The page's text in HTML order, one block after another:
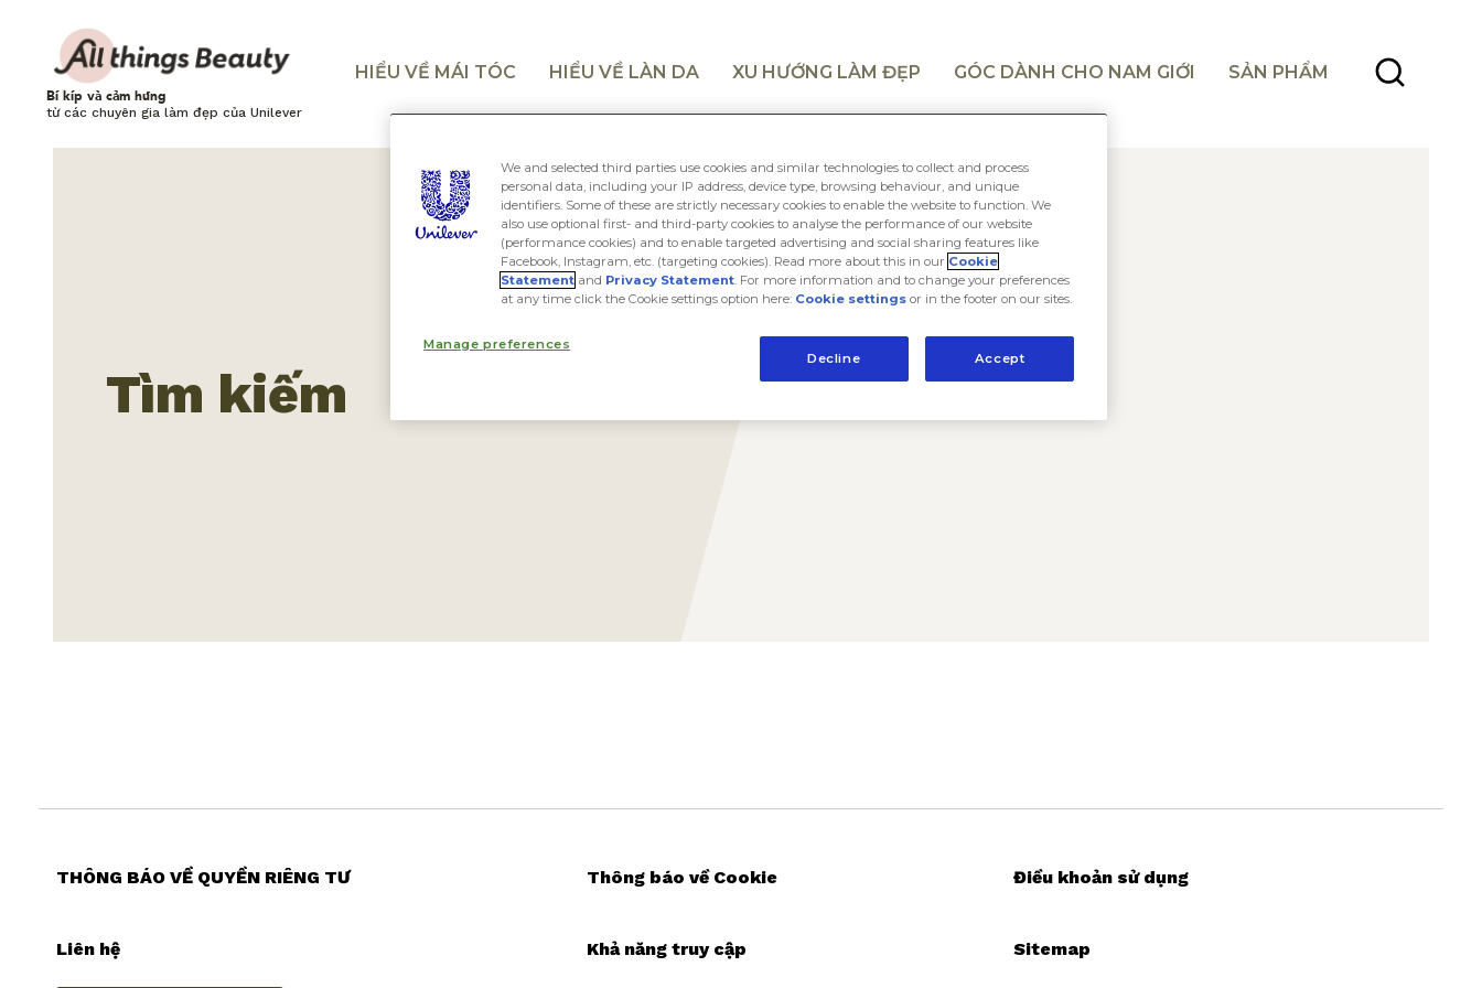
Bí kíp và cảm hứng
từ các chuyên gia làm đẹp của Unilever
HIỂU VỀ MÁI TÓC HIỂU VỀ LÀN DA XU HƯỚNG LÀM ĐẸP GÓC DÀNH CHO NAM GIỚI SẢN PHẨM
Tìm kiếm
THÔNG BÁO VỀ QUYỀN RIÊNG TƯ
Liên hệ
Thông báo về Cookie
Khả năng truy cập
Điều khoản sử dụng
Sitemap
We and selected third parties use cookies and similar technologies to collect and process
personal data, including your IP address, device type, browsing behaviour, and unique
identifiers. Some of these are strictly necessary cookies to enable the website to function. We
also use optional first- and third-party cookies to analyse the performance of our website
(performance cookies) and to enable targeted advertising and social sharing features like
Facebook, Instagram, etc. (targeting cookies). Read more about this in our Cookie
Statement and Privacy Statement. For more information and to change your preferences
at any time click the Cookie settings option here: Cookie settings or in the footer on our sites.
Manage preferences
Decline
Accept